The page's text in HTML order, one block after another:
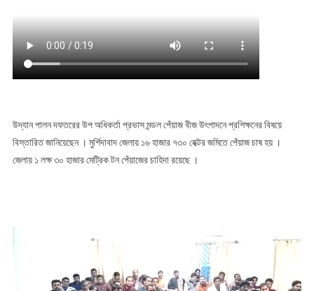
উদ্যান পালন দফতরের উপ অধিকর্তা প্রভাস মন্ডল পেঁয়াজ বীজ উৎপাদনে প্রশিক্ষনের বিষয়ে
বিস্তারিত জানিয়েছেন । মুর্শিদাবাদ জেলায় ১৬ হাজার ৭৩০ হেক্টর জমিতে পেঁয়াজ চাষ হয় ।
জেলায় ১ লক্ষ ৩০ হাজার মেট্রিক টন পেঁয়াজের চাহিদা রয়েছে ।